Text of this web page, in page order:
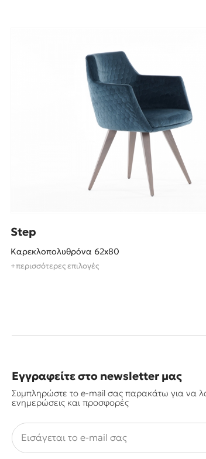
Step
Καρεκλοπολυθρόνα 62x80
+περισσότερες επιλογές
Εγγραφείτε στο newsletter μας
Συμπληρώστε το e-mail σας παρακάτω για να
ενημερώσεις και προσφορές